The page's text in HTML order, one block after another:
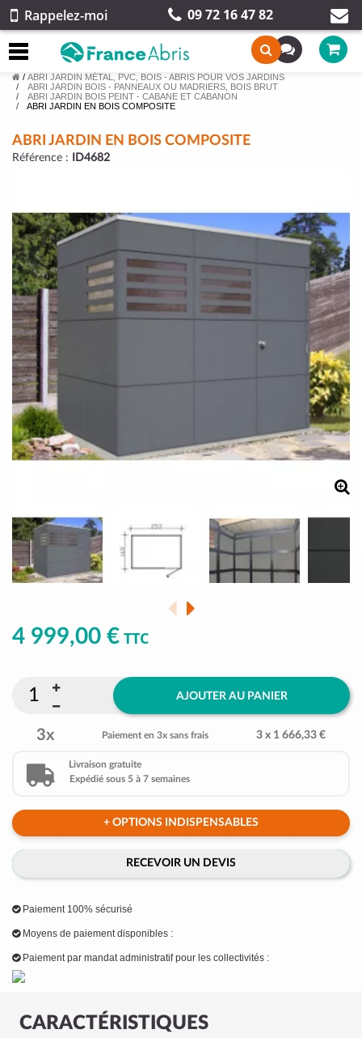
Rappelez-moi 09 72 16 47 82
/ ABRI JARDIN MÉTAL, PVC, BOIS - ABRIS POUR VOS JARDINS
ABRI JARDIN BOIS - PANNEAUX OU MADRIERS, BOIS BRUT
ABRI JARDIN BOIS PEINT - CABANE ET CABANON
ABRI JARDIN EN BOIS COMPOSITE
ABRI JARDIN EN BOIS COMPOSITE
Référence : ID4682
CARACTÉRISTIQUES
4 999,00 € TTC
AJOUTER AU PANIER
3x Paiement en 3x sans frais 3 x 1 666,33 €
Livraison gratuite
Expédié sous 5 à 7 semaines
+ OPTIONS INDISPENSABLES
RECEVOIR UN DEVIS
Paiement 100% sécurisé
Moyens de paiement disponibles :
Paiement par mandat administratif pour les collectivités :